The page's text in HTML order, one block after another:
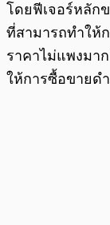
โดยฟีเจอร์หลักข
ที่สามารถทำให้
ราคาไม่แพงมา
ให้การซื้อขายด